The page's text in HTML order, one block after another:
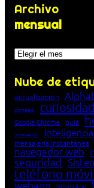
Archivo
mensual
Archivos
Nube de
actualización
consejo
curiosidad
Google Chrome guía
innovación
mensajería instantánea
navegador web
seguridad
teléfono
webapp WhatsApp